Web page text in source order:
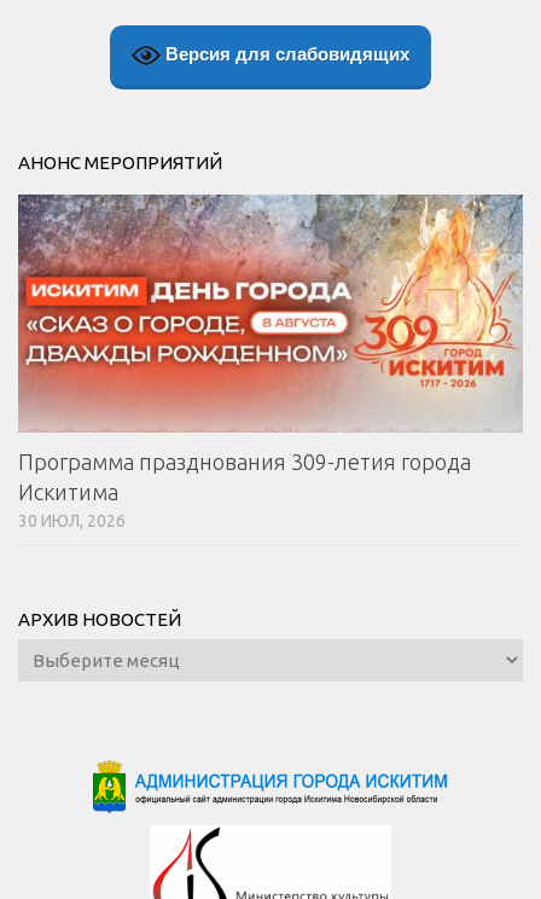
Версия для слабовидящих
АНОНС МЕРОПРИЯТИЙ
Программа празднования 309-летия города
Искитима
30 ИЮЛ, 2026
АРХИВ НОВОСТЕЙ
Архив
новостей